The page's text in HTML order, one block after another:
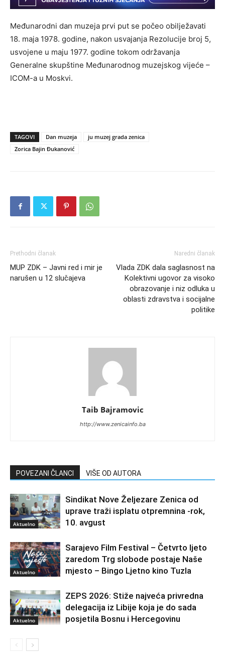
Međunarodni dan muzeja prvi put se počeo obilježavati
18. maja 1978. godine, nakon usvajanja Rezolucije broj 5,
usvojene u maju 1977. godine tokom održavanja
Generalne skupštine Međunarodnog muzejskog vijeće –
ICOM-a u Moskvi.
TAGOVI Dan muzeja
ju muzej grada zenica
Zorica Bajin Đukanović
Prethodni članak
MUP ZDK – Javni red i mir je
narušen u 12 slučajeva
Naredni članak
Vlada ZDK dala saglasnost na
Kolektivni ugovor za visoko
obrazovanje i niz odluka u
oblasti zdravstva i socijalne
politike
Taib Bajramovic
http://www.zenicainfo.ba
POVEZANI ČLANCI VIŠE OD AUTORA
Aktuelno
Sindikat Nove Željezare Zenica od
uprave traži isplatu otpremnina -rok,
10. avgust
Aktuelno
Sarajevo Film Festival – Četvrto ljeto
zaredom Trg slobode postaje Naše
mjesto – Bingo Ljetno kino Tuzla
Aktuelno
ZEPS 2026: Stiže najveća privredna
delegacija iz Libije koja je do sada
posjetila Bosnu i Hercegovinu